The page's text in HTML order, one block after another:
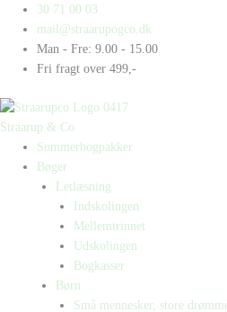
indholdet
30 71 00 03
mail@straarupogco.dk
Man - Fre: 9.00 - 15.00
Fri fragt over 499,-
Straarup & Co
Sommerbogpakker
Bøger
Letlæsning
Indskolingen
Mellemtrinnet
Udskolingen
Bogkasser
Børn
Små mennesker, store
Products
search
Products
search